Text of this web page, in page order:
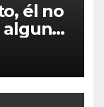
él no
alguna